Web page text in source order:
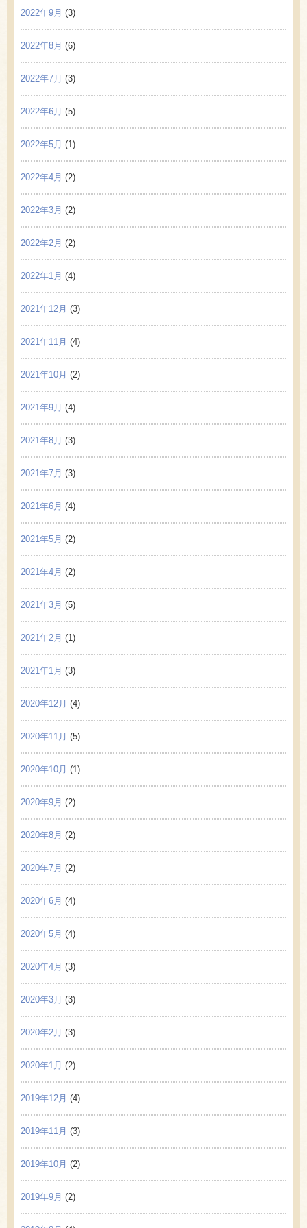
2022年9月 (3)
2022年8月 (6)
2022年7月 (3)
2022年6月 (5)
2022年5月 (1)
2022年4月 (2)
2022年3月 (2)
2022年2月 (2)
2022年1月 (4)
2021年12月 (3)
2021年11月 (4)
2021年10月 (2)
2021年9月 (4)
2021年8月 (3)
2021年7月 (3)
2021年6月 (4)
2021年5月 (2)
2021年4月 (2)
2021年3月 (5)
2021年2月 (1)
2021年1月 (3)
2020年12月 (4)
2020年11月 (5)
2020年10月 (1)
2020年9月 (2)
2020年8月 (2)
2020年7月 (2)
2020年6月 (4)
2020年5月 (4)
2020年4月 (3)
2020年3月 (3)
2020年2月 (3)
2020年1月 (2)
2019年12月 (4)
2019年11月 (3)
2019年10月 (2)
2019年9月 (2)